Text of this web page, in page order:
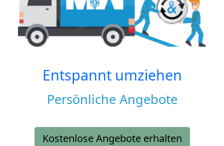
Entspannt umziehen
Persönliche Angebote
Kostenlose Angebote erhalten